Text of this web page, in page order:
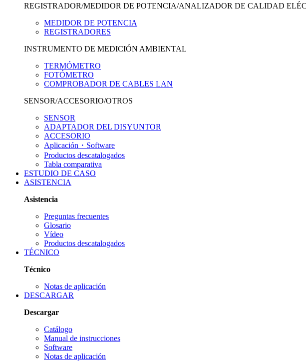
REGISTRADOR/MEDIDOR DE POTENCIA/ANALIZADOR DE CALIDAD
MEDIDOR DE POTENCIA
REGISTRADORES
INSTRUMENTO DE MEDICIÓN AMBIENTAL
TERMÓMETRO
FOTÓMETRO
COMPROBADOR DE CABLES LAN
SENSOR/ACCESORIO/OTROS
SENSOR
ADAPTADOR DEL DISYUNTOR
ACCESORIO
Aplicación・Software
Productos descatalogados
Tabla comparativa
ESTUDIO DE CASO
ASISTENCIA
Asistencia
Preguntas frecuentes
Glosario
Vídeo
Productos descatalogados
TÉCNICO
Técnico
Notas de aplicación
DESCARGAR
Descargar
Catálogo
Manual de instrucciones
Software
Notas de aplicación